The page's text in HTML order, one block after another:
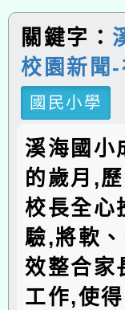
關鍵字：
校園新聞
國民小學
溪海國小
的歲月,
校長全心
驗,將軟
效整合家
工作,使